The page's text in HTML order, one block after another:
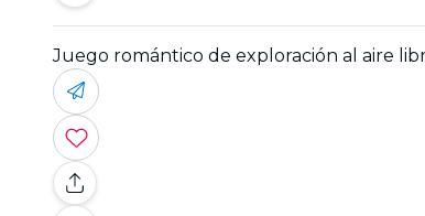
Juego romántico de exploración al aire